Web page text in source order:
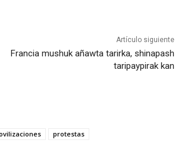
Artículo siguiente
Francia mushuk añawta tarirka, shinapash
taripaypirak kan
protestas